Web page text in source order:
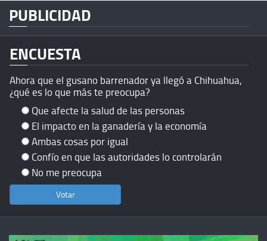
PUBLICIDAD
ENCUESTA
Ahora que el gusano barrenador ya llegó a Chihuahua,
¿qué es lo que más te preocupa?
Que afecte la salud de las personas
El impacto en la ganadería y la economía
Ambas cosas por igual
Confío en que las autoridades lo controlarán
No me preocupa